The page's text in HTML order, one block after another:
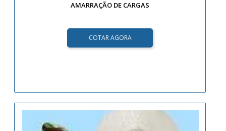
AMARRAÇÃO DE CARGAS
COTAR AGORA